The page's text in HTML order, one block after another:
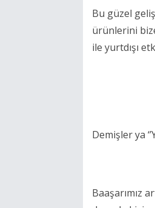
Bu güzel
ürünlerini
ile yurtdışı
Demişler ya
Baaşarımız